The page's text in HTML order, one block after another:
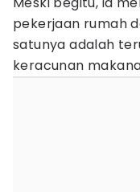
pekerjaan rumah
satunya adalah
keracunan